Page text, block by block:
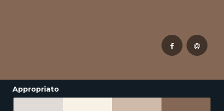
Appropriato